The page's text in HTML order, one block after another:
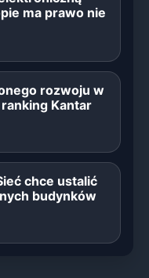
ma prawo nie
rozwoju w
Kantar
chce ustalić
budynków